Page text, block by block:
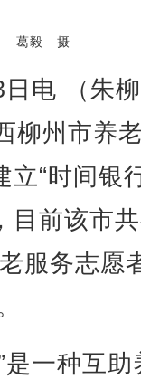
葛毅 摄
电 （朱
柳州市养
“时间银
目前该市
服务志愿
一种互助